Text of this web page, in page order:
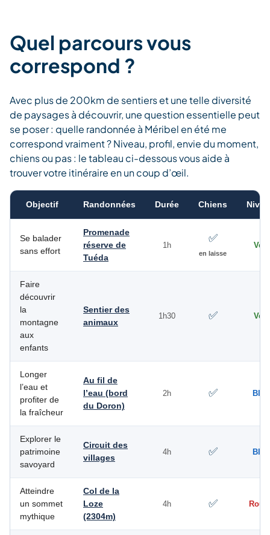
Quel parcours vous
correspond ?
Avec plus de 200km de sentiers et une telle diversité
de paysages à découvrir, une question essentielle peut
se poser : quelle randonnée à Méribel en été me
correspond vraiment ? Niveau, profil, envie du moment,
chiens ou pas : le tableau ci-dessous vous aide à
trouver votre itinéraire en un coup d’œil.
Objectif Randonnées Durée Chiens
Se balader
sans effort
Promenade
réserve de
Tuéda
1h
✅
en laisse
Vert
Faire
découvrir
la
montagne
aux
enfants
Sentier des
animaux
1h30 ✅ Vert
Longer
l’eau et
profiter de
la fraîcheur
Au fil de
l’eau (bord
du Doron)
2h ✅ Bleu
Explorer le
patrimoine
savoyard
Circuit des
villages
4h ✅ Bleu
Atteindre
un sommet
mythique
Col de la
Loze
(2304m)
4h ✅